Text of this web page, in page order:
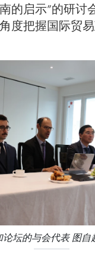
的启示”的研讨
度把握国际贸
论坛的与会代表 图自